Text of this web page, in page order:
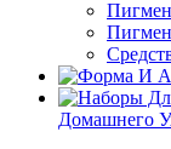
Домашнего